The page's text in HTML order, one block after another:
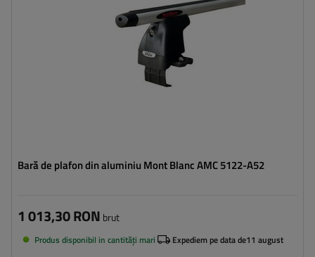
Bară de plafon din aluminiu Mont Blanc AMC 5122-A52
1 013,30 RON brut
Produs disponibil in cantități mari Expediem pe data de11 august